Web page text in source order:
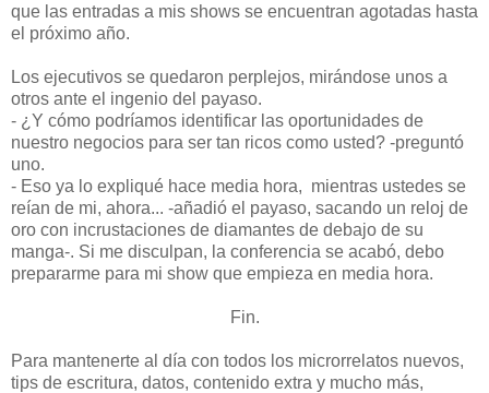
que las entradas a mis shows se encuentran agotadas hasta
el próximo año.
Los ejecutivos se quedaron perplejos, mirándose unos a
otros ante el ingenio del payaso.
- ¿Y cómo podríamos identificar las oportunidades de
nuestro negocios para ser tan ricos como usted? -preguntó
uno.
- Eso ya lo expliqué hace media hora, mientras ustedes se
reían de mi, ahora... -añadió el payaso, sacando un reloj de
oro con incrustaciones de diamantes de debajo de su
manga-. Si me disculpan, la conferencia se acabó, debo
prepararme para mi show que empieza en media hora.
Fin.
Para mantenerte al día con todos los microrrelatos nuevos,
tips de escritura, datos, contenido extra y mucho más,